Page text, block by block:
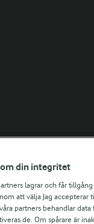
din integritet
lagrar och får
att välja Jag
partners behandlar
de. Om spårare är